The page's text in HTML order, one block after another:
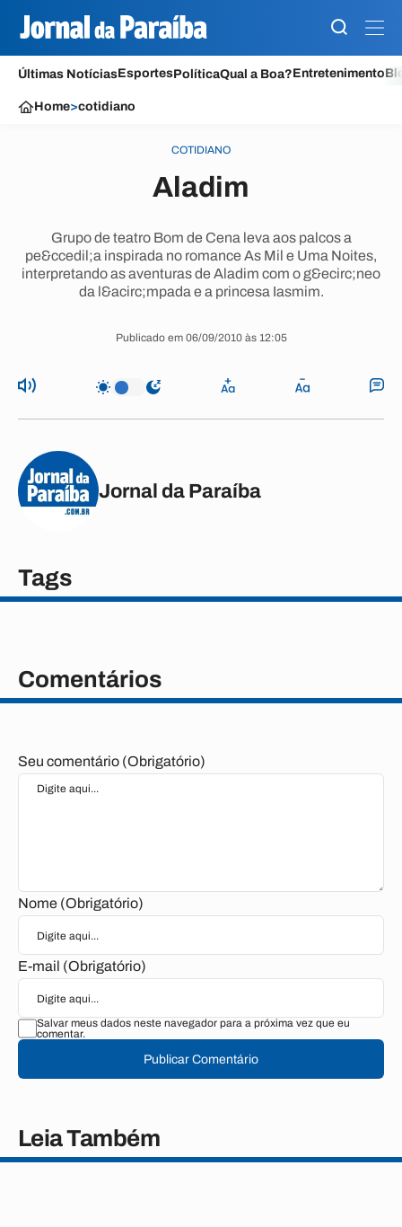
Últimas NotíciasEsportesPolíticaQual a Boa?Entretenimento
Home>cotidiano
COTIDIANO
Aladim
Grupo de teatro Bom de Cena leva aos palcos a
pe&ccedil;a inspirada no romance As Mil e Uma Noites,
interpretando as aventuras de Aladim com o g&ecirc;neo
da l&acirc;mpada e a princesa Iasmim.
Publicado em 06/09/2010 às 12:05
Jornal da Paraíba
Tags
Comentários
Seu comentário (Obrigatório)
Nome (Obrigatório)
E-mail (Obrigatório)
Salvar meus dados neste navegador para a próxima vez que eu
comentar.
Publicar Comentário
Leia Também